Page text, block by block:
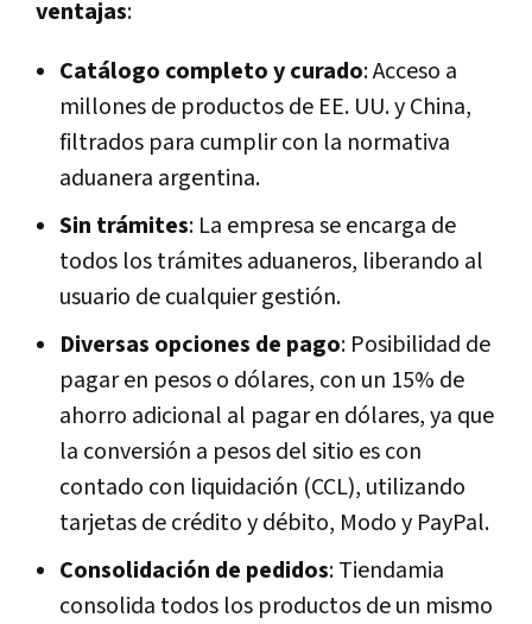
ventajas:
Catálogo completo y curado: Acceso a
millones de productos de EE. UU. y China,
filtrados para cumplir con la normativa
aduanera argentina.
Sin trámites: La empresa se encarga de
todos los trámites aduaneros, liberando al
usuario de cualquier gestión.
Diversas opciones de pago: Posibilidad de
pagar en pesos o dólares, con un 15% de
ahorro adicional al pagar en dólares, ya que
la conversión a pesos del sitio es con
contado con liquidación (CCL), utilizando
tarjetas de crédito y débito, Modo y PayPal.
Consolidación de pedidos: Tiendamia
consolida todos los productos de un mismo